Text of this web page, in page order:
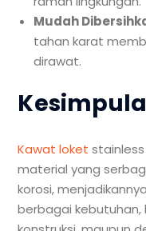
Mudah
tahan karat
dirawat.
Kawat loket
material yang
korosi,
berbagai kebutuhan,